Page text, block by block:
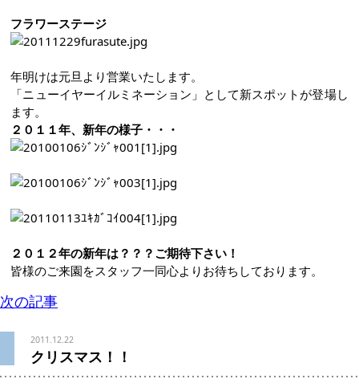
フラワーステージ
年明けは元旦より営業いたします。
「ニューイヤーイルミネーション」として新スポットが登場し
ます。
２０１１年、新年の様子・・・
２０１２年の新年は？？？ご期待下さい！
皆様のご来園をスタッフ一同心よりお待ちしております。
次の記事
2011.12.22
クリスマス！！